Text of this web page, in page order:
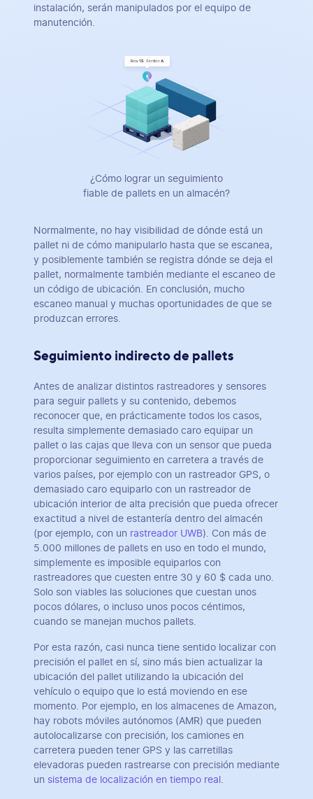
instalación, serán manipulados por el equipo de
manutención.
¿Cómo lograr un seguimiento
fiable de pallets en un almacén?
Normalmente, no hay visibilidad de dónde está un
pallet ni de cómo manipularlo hasta que se escanea,
y posiblemente también se registra dónde se deja el
pallet, normalmente también mediante el escaneo de
un código de ubicación. En conclusión, mucho
escaneo manual y muchas oportunidades de que se
produzcan errores.
Seguimiento indirecto de pallets
Antes de analizar distintos rastreadores y sensores
para seguir pallets y su contenido, debemos
reconocer que, en prácticamente todos los casos,
resulta simplemente demasiado caro equipar un
pallet o las cajas que lleva con un sensor que pueda
proporcionar seguimiento en carretera a través de
varios países, por ejemplo con un rastreador GPS, o
demasiado caro equiparlo con un rastreador de
ubicación interior de alta precisión que pueda ofrecer
exactitud a nivel de estantería dentro del almacén
(por ejemplo, con un rastreador UWB). Con más de
5.000 millones de pallets en uso en todo el mundo,
simplemente es imposible equiparlos con
rastreadores que cuesten entre 30 y 60 $ cada uno.
Solo son viables las soluciones que cuestan unos
pocos dólares, o incluso unos pocos céntimos,
cuando se manejan muchos pallets.
Por esta razón, casi nunca tiene sentido localizar con
precisión el pallet en sí, sino más bien actualizar la
ubicación del pallet utilizando la ubicación del
vehículo o equipo que lo está moviendo en ese
momento. Por ejemplo, en los almacenes de Amazon,
hay robots móviles autónomos (AMR) que pueden
autolocalizarse con precisión, los camiones en
carretera pueden tener GPS y las carretillas
elevadoras pueden rastrearse con precisión mediante
un sistema de localización en tiempo real